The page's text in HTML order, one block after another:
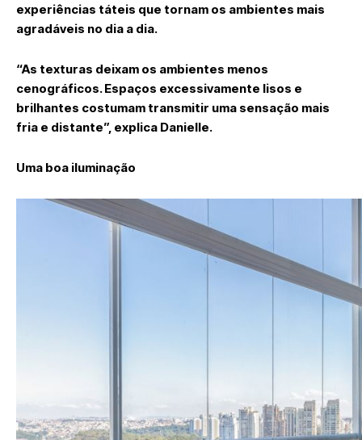
experiências táteis que tornam os ambientes mais
agradáveis no dia a dia.
“As texturas deixam os ambientes menos
cenográficos. Espaços excessivamente lisos e
brilhantes costumam transmitir uma sensação mais
fria e distante”, explica Danielle.
Uma boa iluminação